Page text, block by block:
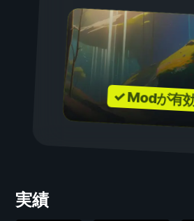
✓ Modが有
実績